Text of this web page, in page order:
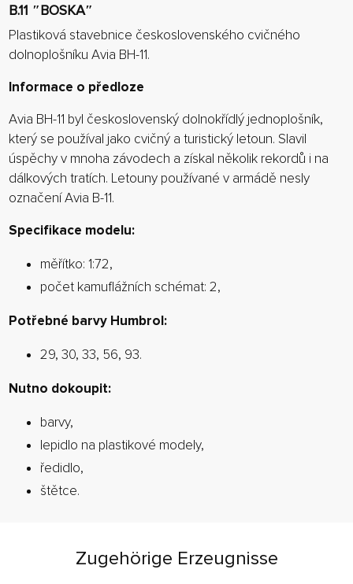
B.11 ″BOSKA″
Plastiková stavebnice československého cvičného
dolnoplošníku Avia BH-11.
Informace o předloze
Avia BH-11 byl československý dolnokřídlý jednoplošník,
který se používal jako cvičný a turistický letoun. Slavil
úspěchy v mnoha závodech a získal několik rekordů i na
dálkových tratích. Letouny používané v armádě nesly
označení Avia B-11.
Specifikace modelu:
měřítko: 1:72,
počet kamuflážních schémat: 2,
Potřebné barvy Humbrol:
29, 30, 33, 56, 93.
Nutno dokoupit:
barvy,
lepidlo na plastikové modely,
ředidlo,
štětce.
Zugehörige Erzeugnisse